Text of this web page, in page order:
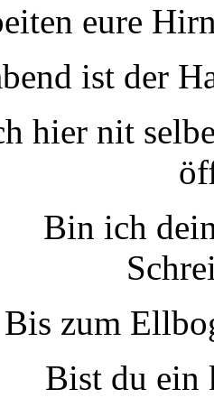
eure
ist der
hier nit
Bin ich
Bis zum
Bist du ein